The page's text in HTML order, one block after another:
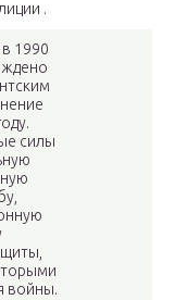
.
1990
силы
войны.